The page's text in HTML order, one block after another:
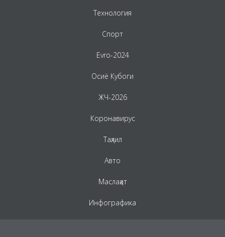
Технология
Спорт
Evro-2024
Осиё Кубоги
ЖЧ-2026
Коронавирус
Таҳлил
Авто
Маслаҳат
Инфографика